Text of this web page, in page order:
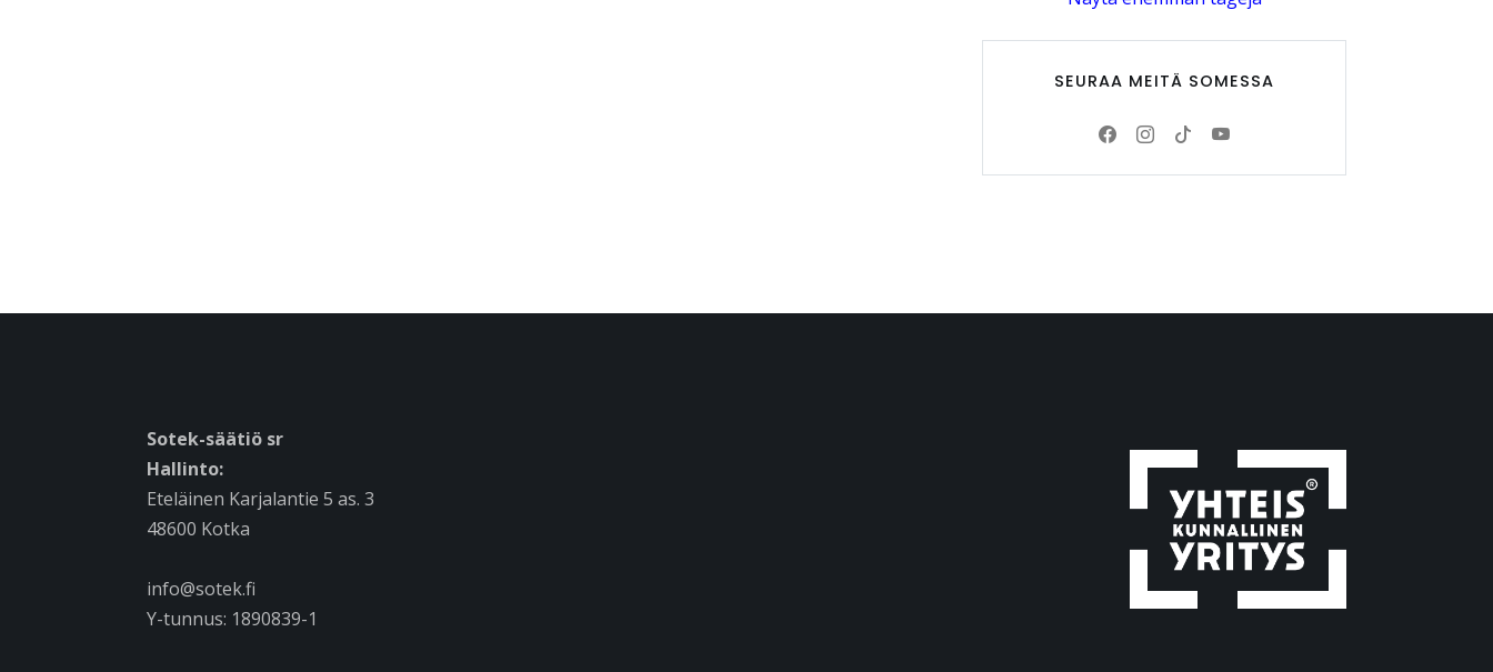
asiakasymmärrys
asiantuntijablogi
askartelu
askartelu- ja käsityötuotteet
digiopastaja-kurssi
digitaalisuus
digitaidot haltuun
digitaitojen opettelu
SEURAA MEITÄ SOMESSA
Sotek-säätiö sr
Hallinto:
Eteläinen Karjalantie 5 as. 3
48600 Kotka
info@sotek.fi
Y-tunnus: 1890839-1